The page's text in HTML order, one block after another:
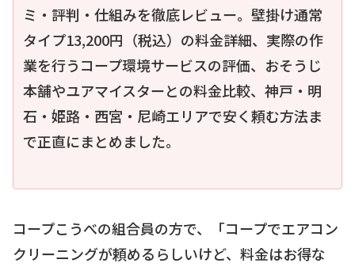
ミ・評判・仕組みを徹底レビュー。壁掛け通常
タイプ13,200円（税込）の料金詳細、実際の作
業を行うコープ環境サービスの評価、おそうじ
本舗やユアマイスターとの料金比較、神戸・明
石・姫路・西宮・尼崎エリアで安く頼む方法ま
で正直にまとめました。
コープこうべの組合員の方で、「コープでエアコン
クリーニングが頼めるらしいけど、料金はお得な